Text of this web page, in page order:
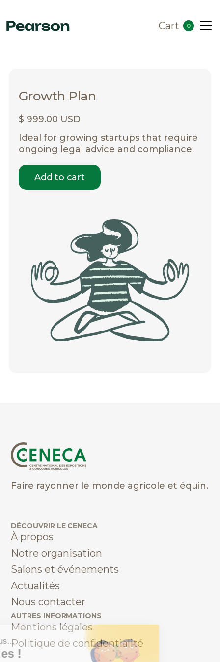
Cart 0
Growth Plan
$ 999.00 USD
Ideal for growing startups that require
ongoing legal advice and compliance.
Faire rayonner le monde agricole et équin.
DÉCOUVRIR LE CENECA
À propos
Notre organisation
Salons et événements
Actualités
Nous contacter
AUTRES INFORMATIONS
Mentions légales
Politique de confidentialité